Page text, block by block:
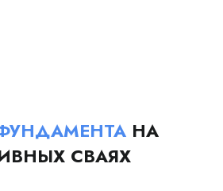
НА
СВАЯХ